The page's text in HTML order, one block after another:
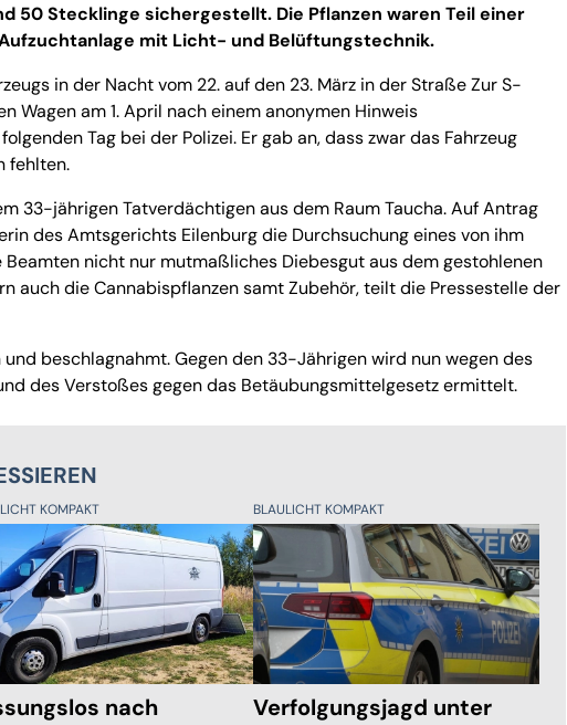
50 Stecklinge sichergestellt. Die Pflanzen waren Teil einer
mit Licht- und Belüftungstechnik.
in der Nacht vom 22. auf den 23. März in der Straße Zur S-
Wagen am 1. April nach einem anonymen Hinweis
Tag bei der Polizei. Er gab an, dass zwar das Fahrzeug
fehlten.
33-jährigen Tatverdächtigen aus dem Raum Taucha. Auf Antrag
des Amtsgerichts Eilenburg die Durchsuchung eines von ihm
nicht nur mutmaßliches Diebesgut aus dem gestohlenen
auch die Cannabispflanzen samt Zubehör, teilt die Pressestelle der
beschlagnahmt. Gegen den 33-Jährigen wird nun wegen des
des Verstoßes gegen das Betäubungsmittelgesetz ermittelt.
KOMPAKT
nach
BLAULICHT KOMPAKT
Verfolgungsjagd unter